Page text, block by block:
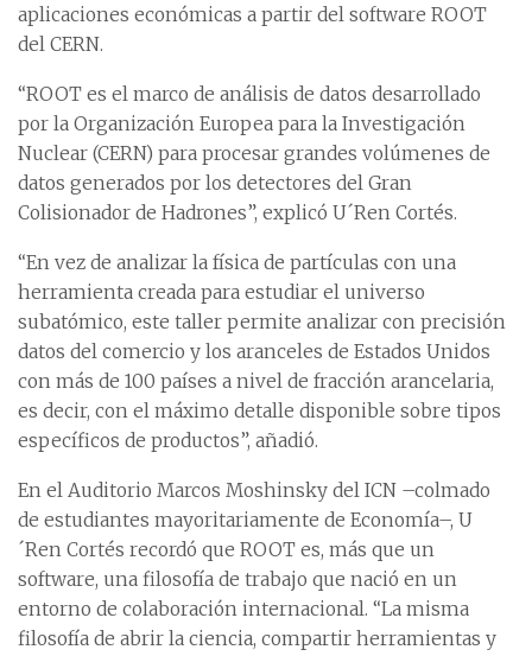
aplicaciones económicas a partir del software ROOT
del CERN.
“ROOT es el marco de análisis de datos desarrollado
por la Organización Europea para la Investigación
Nuclear (CERN) para procesar grandes volúmenes de
datos generados por los detectores del Gran
Colisionador de Hadrones”, explicó U´Ren Cortés.
“En vez de analizar la física de partículas con una
herramienta creada para estudiar el universo
subatómico, este taller permite analizar con precisión
datos del comercio y los aranceles de Estados Unidos
con más de 100 países a nivel de fracción arancelaria,
es decir, con el máximo detalle disponible sobre tipos
específicos de productos”, añadió.
En el Auditorio Marcos Moshinsky del ICN –colmado
de estudiantes mayoritariamente de Economía–, U
´Ren Cortés recordó que ROOT es, más que un
software, una filosofía de trabajo que nació en un
entorno de colaboración internacional. “La misma
filosofía de abrir la ciencia, compartir herramientas y